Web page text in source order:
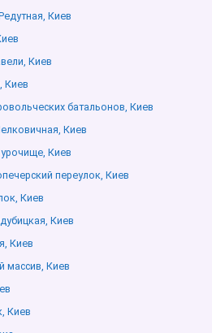
Киев
Киев
Киев
батальонов, Киев
Киев
Киев
переулок, Киев
Киев
Киев
Киев
массив, Киев
Киев